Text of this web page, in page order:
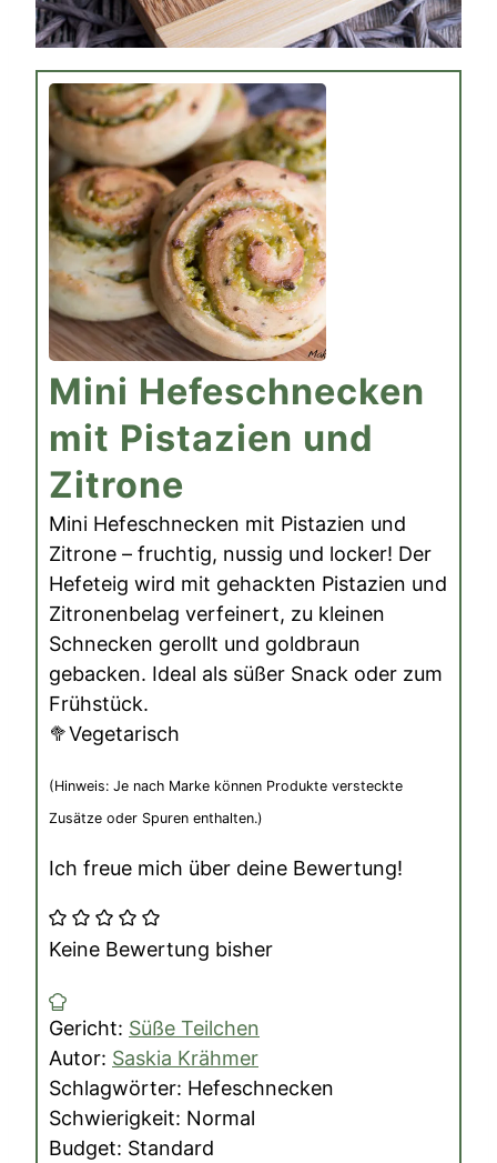
Mini Hefeschnecken
mit Pistazien und
Zitrone
Mini Hefeschnecken mit Pistazien und
Zitrone – fruchtig, nussig und locker! Der
Hefeteig wird mit gehackten Pistazien und
Zitronenbelag verfeinert, zu kleinen
Schnecken gerollt und goldbraun
gebacken. Ideal als süßer Snack oder zum
Frühstück.
🥦Vegetarisch
(Hinweis: Je nach Marke können Produkte versteckte
Zusätze oder Spuren enthalten.)
Ich freue mich über deine Bewertung!
Keine Bewertung bisher
Gericht: Süße Teilchen
Autor: Saskia Krähmer
Schlagwörter: Hefeschnecken
Schwierigkeit: Normal
Budget: Standard